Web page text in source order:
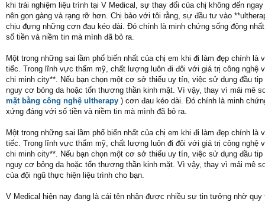
khi trải nghiệm liệu trình tại V Medical, sự thay đổi của chị không đến
nên gọn gàng và rạng rỡ hơn. Chị bảo với tôi rằng, sự đầu tư vào
chịu đựng những cơn đau kéo dài. Đó chính là minh chứng sống động
số tiền và niềm tin mà mình đã bỏ ra.
Một trong những sai lầm phổ biến nhất của chị em khi đi làm đẹp chính
tiếc. Trong lĩnh vực thẩm mỹ, chất lượng luôn đi đôi với giá trị công
chi minh city**. Nếu bạn chọn một cơ sở thiếu uy tín, việc sử dụng đầu
nguy cơ bỏng da hoặc tổn thương thần kinh mặt. Vì vậy, thay vì mải mê
mặt bằng công nghệ ultherapy ) cơn đau kéo dài. Đó chính là minh
xứng đáng với số tiền và niềm tin mà mình đã bỏ ra.
Một trong những sai lầm phổ biến nhất của chị em khi đi làm đẹp chính
tiếc. Trong lĩnh vực thẩm mỹ, chất lượng luôn đi đôi với giá trị công
chi minh city**. Nếu bạn chọn một cơ sở thiếu uy tín, việc sử dụng đầu
nguy cơ bỏng da hoặc tổn thương thần kinh mặt. Vì vậy, thay vì mải mê
của đội ngũ thực hiện liệu trình cho bạn.
V Medical hiện nay đang là cái tên nhận được nhiều sự tin tưởng nhờ